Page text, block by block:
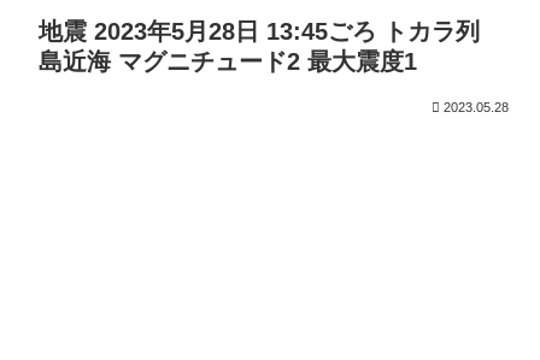
地震 2023年5月28日 13:45ごろ トカラ列
島近海 マグニチュード2 最大震度1
2023.05.28